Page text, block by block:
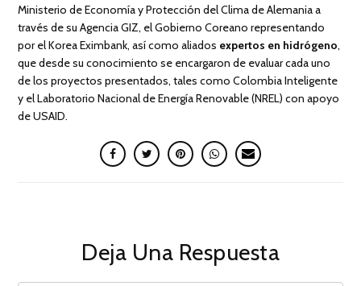
Ministerio de Economía y Protección del Clima de Alemania a
través de su Agencia GIZ, el Gobierno Coreano representando
por el Korea Eximbank, así como aliados expertos en hidrógeno,
que desde su conocimiento se encargaron de evaluar cada uno
de los proyectos presentados, tales como Colombia Inteligente
y el Laboratorio Nacional de Energía Renovable (NREL) con apoyo
de USAID.
Deja Una Respuesta